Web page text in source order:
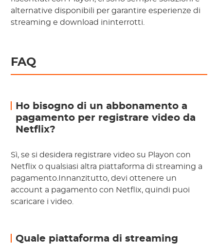
alternative disponibili per garantire esperienze di
streaming e download ininterrotti.
FAQ
Ho bisogno di un abbonamento a
pagamento per registrare video da
Netflix?
Sì, se si desidera registrare video su Playon con
Netflix o qualsiasi altra piattaforma di streaming a
pagamento.Innanzitutto, devi ottenere un
account a pagamento con Netflix, quindi puoi
scaricare i video.
Quale piattaforma di streaming